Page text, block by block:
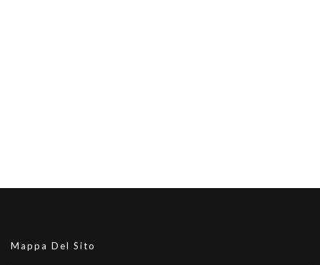
Mappa Del Sito